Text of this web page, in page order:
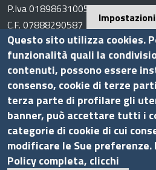
P.Iva 01898631005
C.F. 07888290587
Pec
info@assocamerestero.it
dpo@assocamerestero.it
Seguici su
Sito web
Questo sito utilizza cookies.
funzionalità quali la
contenuti, possono essere
consenso, cookie di terze
terza parte di profilare gli
banner, può accettare tutti i
categorie di cookie di cui
modificare le Sue preferenze.
Policy completa, clicchi